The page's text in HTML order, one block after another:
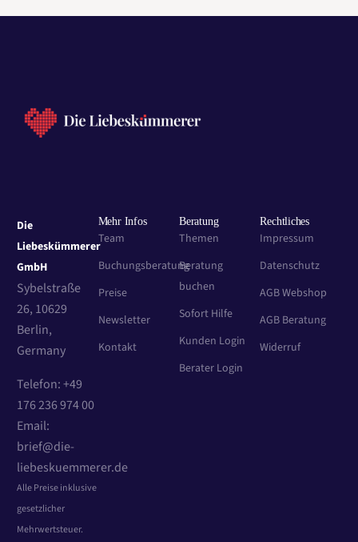
Die
Liebeskümmerer
GmbH
Sybelstraße
26, 10629
Berlin,
Germany
Telefon: +49
176 236 974 00
Email:
brief@die-
liebeskuemmerer.de
Alle Preise inklusive
gesetzlicher
Mehrwertsteuer.
Mehr Infos
Team
Buchungsberatung
Preise
Newsletter
Kontakt
Beratung
Themen
Beratung
buchen
Sofort Hilfe
Kunden Login
Berater Login
Rechtliches
Impressum
Datenschutz
AGB Webshop
AGB Beratung
Widerruf